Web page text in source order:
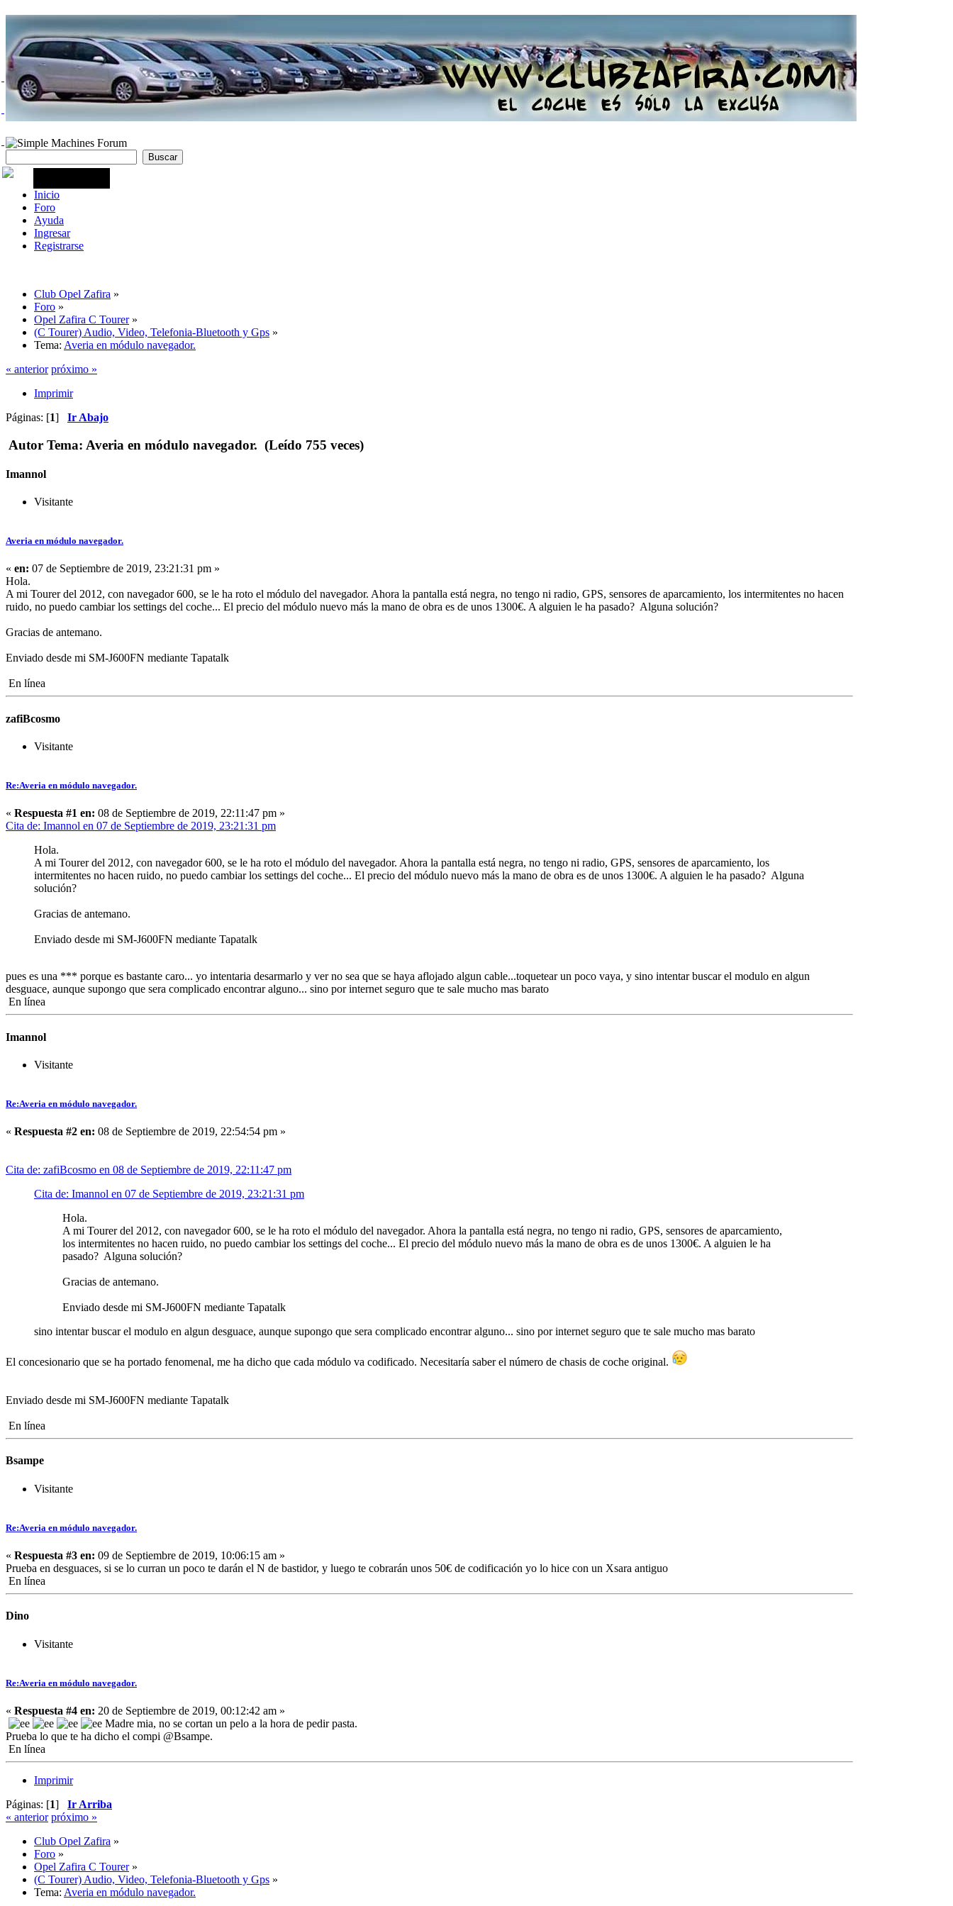
Inicio
Foro
Ayuda
Ingresar
Registrarse
Club Opel Zafira »
Foro »
Opel Zafira C Tourer»
(C Tourer) Audio, Video, Telefonia-Bluetooth y Gps »
Tema: Averia en módulo navegador.
« anterior próximo »
Imprimir
Páginas: [1] Ir Abajo
Autor Tema: Averia en módulo navegador. (Leído 755 veces)
Imannol
Visitante
Averia en módulo navegador.
« en: 07 de Septiembre de 2019, 23:21:31 pm »
Hola.
A mi Tourer del 2012, con navegador 600, se le ha roto el módulo del navegador. Ahora la pantalla está negra, no tengo ni radio, GPS, sensores de aparcamiento, los intermitentes no hacen
ruido, no puedo cambiar los settings del coche... El precio del módulo nuevo más la mano de obra es de unos 1300€. A alguien le ha pasado? Alguna solución?
Gracias de antemano.
Enviado desde mi SM-J600FN mediante Tapatalk
En línea
zafiBcosmo
Visitante
Re:Averia en módulo navegador.
« Respuesta #1 en: 08 de Septiembre de 2019, 22:11:47 pm »
Cita de: Imannol en 07 de Septiembre de 2019, 23:21:31 pm
Hola.
A mi Tourer del 2012, con navegador 600, se le ha roto el módulo del navegador. Ahora la pantalla está negra, no tengo ni radio, GPS, sensores de aparcamiento, los
intermitentes no hacen ruido, no puedo cambiar los settings del coche... El precio del módulo nuevo más la mano de obra es de unos 1300€. A alguien le ha pasado? Alguna
solución?
Gracias de antemano.
Enviado desde mi SM-J600FN mediante Tapatalk
pues es una *** porque es bastante caro... yo intentaria desarmarlo y ver no sea que se haya aflojado algun cable...toquetear un poco vaya, y sino intentar buscar el modulo en algun
desguace, aunque supongo que sera complicado encontrar alguno... sino por internet seguro que te sale mucho mas barato
En línea
Imannol
Visitante
Re:Averia en módulo navegador.
« Respuesta #2 en: 08 de Septiembre de 2019, 22:54:54 pm »
Cita de: zafiBcosmo en 08 de Septiembre de 2019, 22:11:47 pm
Cita de: Imannol en 07 de Septiembre de 2019, 23:21:31 pm
Hola.
A mi Tourer del 2012, con navegador 600, se le ha roto el módulo del navegador. Ahora la pantalla está negra, no tengo ni radio, GPS, sensores de aparcamiento,
los intermitentes no hacen ruido, no puedo cambiar los settings del coche... El precio del módulo nuevo más la mano de obra es de unos 1300€. A alguien le ha
pasado? Alguna solución?
Gracias de antemano.
Enviado desde mi SM-J600FN mediante Tapatalk
sino intentar buscar el modulo en algun desguace, aunque supongo que sera complicado encontrar alguno... sino por internet seguro que te sale mucho mas barato
El concesionario que se ha portado fenomenal, me ha dicho que cada módulo va codificado. Necesitaría saber el número de chasis de coche original.
Enviado desde mi SM-J600FN mediante Tapatalk
En línea
Bsampe
Visitante
Re:Averia en módulo navegador.
« Respuesta #3 en: 09 de Septiembre de 2019, 10:06:15 am »
Prueba en desguaces, si se lo curran un poco te darán el N de bastidor, y luego te cobrarán unos 50€ de codificación yo lo hice con un Xsara antiguo
En línea
Dino
Visitante
Re:Averia en módulo navegador.
« Respuesta #4 en: 20 de Septiembre de 2019, 00:12:42 am »
Madre mia, no se cortan un pelo a la hora de pedir pasta.
Prueba lo que te ha dicho el compi @Bsampe.
En línea
Imprimir
Páginas: [1] Ir Arriba
« anterior próximo »
Club Opel Zafira »
Foro »
Opel Zafira C Tourer»
(C Tourer) Audio, Video, Telefonia-Bluetooth y Gps »
Tema: Averia en módulo navegador.